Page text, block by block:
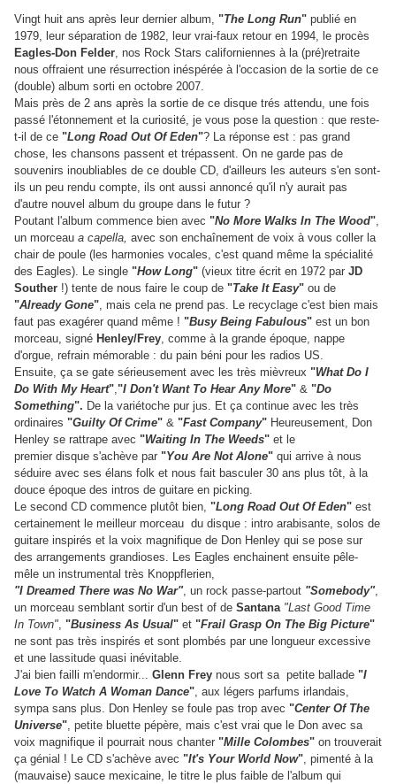
Vingt huit ans après leur dernier album, "The Long Run" publié en
1979, leur séparation de 1982, leur vrai-faux retour en 1994, le procès
Eagles-Don Felder, nos Rock Stars californiennes à la (pré)retraite
nous offraient une résurrection inéspérée à l'occasion de la sortie de ce
(double) album sorti en octobre 2007.
Mais près de 2 ans après la sortie de ce disque trés attendu, une fois
passé l'étonnement et la curiosité, je vous pose la question : que reste-
t-il de ce "Long Road Out Of Eden"? La réponse est : pas grand
chose, les chansons passent et trépassent. On ne garde pas de
souvenirs inoubliables de ce double CD, d'ailleurs les auteurs s'en sont-
ils un peu rendu compte, ils ont aussi annoncé qu'il n'y aurait pas
d'autre nouvel album du groupe dans le futur ?
Poutant l'album commence bien avec "No More Walks In The Wood",
un morceau a capella, avec son enchaînement de voix à vous coller la
chair de poule (les harmonies vocales, c'est quand même la spécialité
des Eagles). Le single "How Long" (vieux titre écrit en 1972 par JD
Souther !) tente de nous faire le coup de "Take It Easy" ou de
"Already Gone", mais cela ne prend pas. Le recyclage c'est bien mais
faut pas exagérer quand même ! "Busy Being Fabulous" est un bon
morceau, signé Henley/Frey, comme à la grande époque, nappe
d'orgue, refrain mémorable : du pain béni pour les radios US.
Ensuite, ça se gate sérieusement avec les très mièvreux "What Do I
Do With My Heart","I Don't Want To Hear Any More" & "Do
Something". De la variétoche pur jus. Et ça continue avec les très
ordinaires "Guilty Of Crime" & "Fast Company" Heureusement, Don
Henley se rattrape avec "Waiting In The Weeds" et le
premier disque s'achève par "You Are Not Alone" qui arrive à nous
séduire avec ses élans folk et nous fait basculer 30 ans plus tôt, à la
douce époque des intros de guitare en picking.
Le second CD commence plutôt bien, "Long Road Out Of Eden" est
certainement le meilleur morceau du disque : intro arabisante, solos de
guitare inspirés et la voix magnifique de Don Henley qui se pose sur
des arrangements grandioses. Les Eagles enchainent ensuite pêle-
mêle un instrumental très Knoppflerien,
"I Dreamed There was No War", un rock passe-partout "Somebody",
un morceau semblant sortir d'un best of de Santana "Last Good Time
In Town", "Business As Usual" et "Frail Grasp On The Big Picture"
ne sont pas très inspirés et sont plombés par une longueur excessive
et une lassitude quasi inévitable.
J'ai bien failli m'endormir... Glenn Frey nous sort sa petite ballade "I
Love To Watch A Woman Dance", aux légers parfums irlandais,
sympa sans plus. Don Henley se foule pas trop avec "Center Of The
Universe", petite bluette pépère, mais c'est vrai que le Don avec sa
voix magnifique il pourrait nous chanter "Mille Colombes" on trouverait
ça génial ! Le CD s'achève avec "It's Your World Now", pimenté à la
(mauvaise) sauce mexicaine, le titre le plus faible de l'album qui